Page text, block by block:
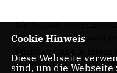
Die Frankfurter
Wiesmann (CDU) zeigt
Buchhandlung in ihrem
für Kultur und Medien,
Cookie Hinweis
Diese Webseite
sind, um die